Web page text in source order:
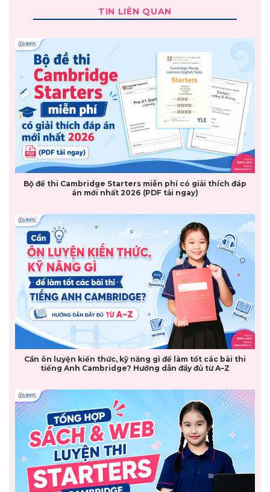
TIN LIÊN QUAN
Bộ đề thi Cambridge Starters miễn phí có giải thích đáp
án mới nhất 2026 (PDF tải ngay)
Cần ôn luyện kiến thức, kỹ năng gì để làm tốt các bài thi
tiếng Anh Cambridge? Hướng dẫn đầy đủ từ A–Z